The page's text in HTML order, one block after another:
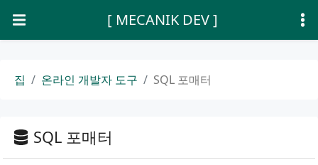
[ MECANIK DEV ]
집 온라인 개발자 도구 SQL 포매터
SQL 포매터